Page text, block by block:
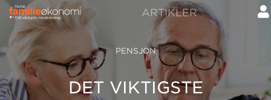
ARTIKLER
PENSJON
DET VIKTIGSTE